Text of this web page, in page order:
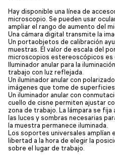
Hay disponible una línea de
microscopio. Se pueden usar
ampliar el rango de aumento del
Una cámara digital transmite la
Un portaobjetos de calibración
muestras. El valor de escala del
microscopios estereoscópicos es
Iluminador anular para la
trabajo con luz reflejada.
Un iluminador anular con
imágenes que tome de
Un iluminador anular con
cuello de cisne permiten ajustar
zona de trabajo. La lámpara se
las luces y sombras necesarias
la muestra permanece iluminada.
Los soportes universales amplían
libertad a la hora de elegir la
sobre el lugar de trabajo.